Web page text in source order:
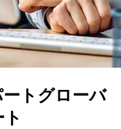
トグローバ